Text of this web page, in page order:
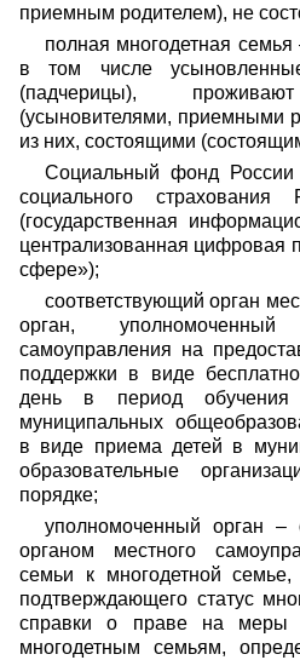
приемным родителем), не
полная многодетная
в том числе
(падчерицы),
(усыновителями, приемными
из них, состоящими
Социальный фонд
социального страхования
(государственная
централизованная цифровая
сфере»);
соответствующий орган
орган,
самоуправления на
поддержки в виде
день в период
муниципальных
в виде приема детей в
образовательные
порядке;
уполномоченный орган –
органом местного
семьи к многодетной семье,
подтверждающего статус
справки о праве на меры
многодетным семьям,